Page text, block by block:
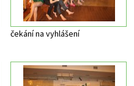
čekání na vyhlášení